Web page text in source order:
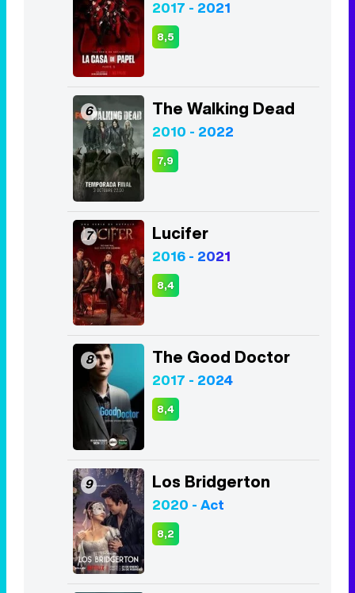
2017 - 2021
8,5
6 The Walking Dead
2010 - 2022
7,9
7 Lucifer
2016 - 2021
8,4
8 The Good Doctor
2017 - 2024
8,4
9 Los Bridgerton
2020 - Act
8,2